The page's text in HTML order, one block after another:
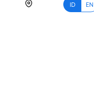
ID EN